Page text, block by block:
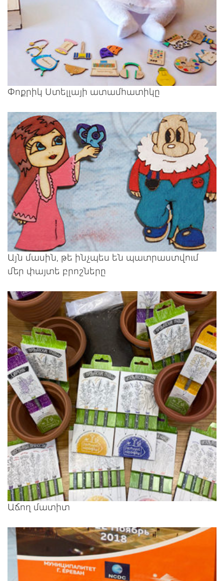
Փոքրիկ Ստելլայի ատամհատիկը
Այն մասին, թե ինչպես են պատրաստվում
մեր փայտե բրոշները
Աճող մատիտ